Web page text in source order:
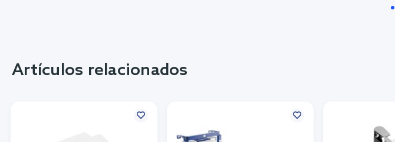
Artículos relacionados